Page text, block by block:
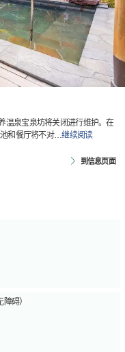
温泉宝泉坊将关闭进行维护。在
和餐厅将不对…继续阅读
到信息页面
碍）